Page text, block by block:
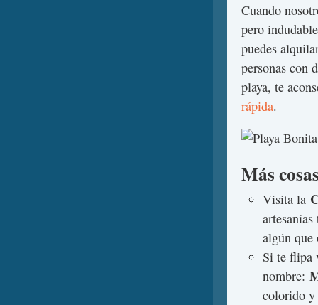
Cuando
pero
puedes
personas con
playa, te
rápida.
Más
Visita la
algún que
Si te flipa
nombre:
colorido y